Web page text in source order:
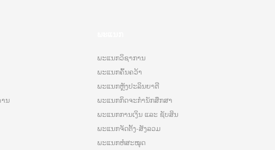
ນ
ພະແນກວິຊາການ
ພະແນກຄົ້ນຄວ້າ
ພະແນກຫຼັງປະລິນຍາຕີ
ພະແນກກິດຈະກຳນັກສຶກສາ
ພະແນກການເງິນ ແລະ ຊັບສິນ
ພະແນກຈັດຕັ້ງ-ສັງລວມ
ພະແນກຫໍສະໝຸດ